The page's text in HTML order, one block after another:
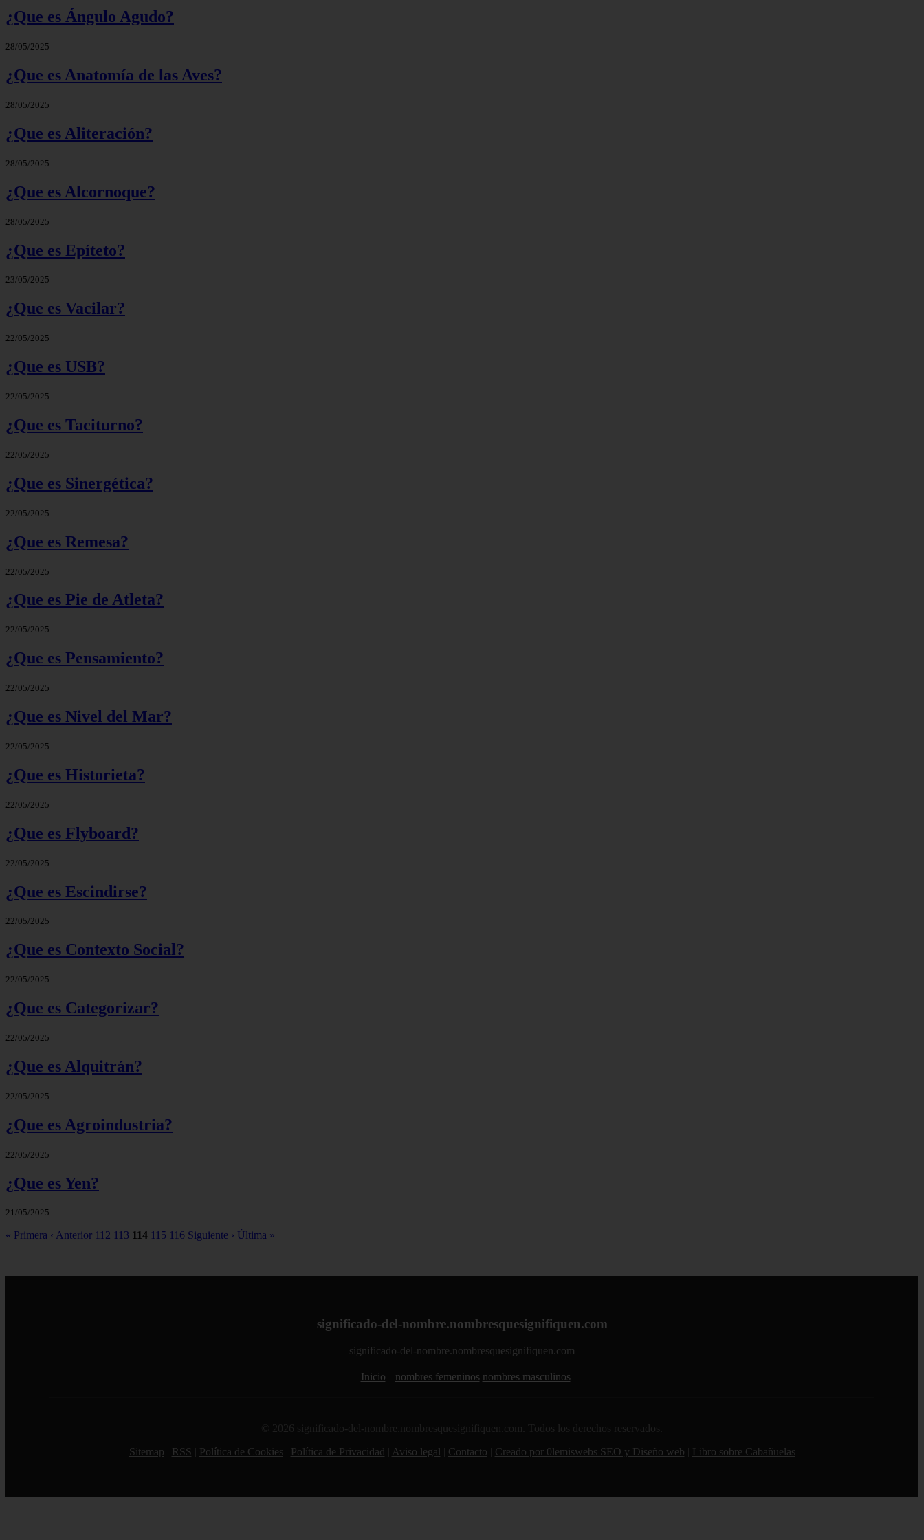
¿Que es Ángulo Agudo?
28/05/2025
¿Que es Anatomía de las Aves?
28/05/2025
¿Que es Aliteración?
28/05/2025
¿Que es Alcornoque?
28/05/2025
¿Que es Epíteto?
23/05/2025
¿Que es Vacilar?
22/05/2025
¿Que es USB?
22/05/2025
¿Que es Taciturno?
22/05/2025
¿Que es Sinergética?
22/05/2025
¿Que es Remesa?
22/05/2025
¿Que es Pie de Atleta?
22/05/2025
¿Que es Pensamiento?
22/05/2025
¿Que es Nivel del Mar?
22/05/2025
¿Que es Historieta?
22/05/2025
¿Que es Flyboard?
22/05/2025
¿Que es Escindirse?
22/05/2025
¿Que es Contexto Social?
22/05/2025
¿Que es Categorizar?
22/05/2025
¿Que es Alquitrán?
22/05/2025
¿Que es Agroindustria?
22/05/2025
¿Que es Yen?
21/05/2025
« Primera ‹ Anterior 112 113 114 115 116 Siguiente › Última »
significado-del-nombre.nombresquesignifiquen.com
significado-del-nombre.nombresquesignifiquen.com
Inicio nombres femeninos nombres masculinos
© 2026 significado-del-nombre.nombresquesignifiquen.com. Todos los derechos reservados.
Sitemap
RSS Política de Cookies Política de Privacidad Aviso legal Contacto Creado por 0lemiswebs SEO y Diseño web Libro sobre Cabañuelas